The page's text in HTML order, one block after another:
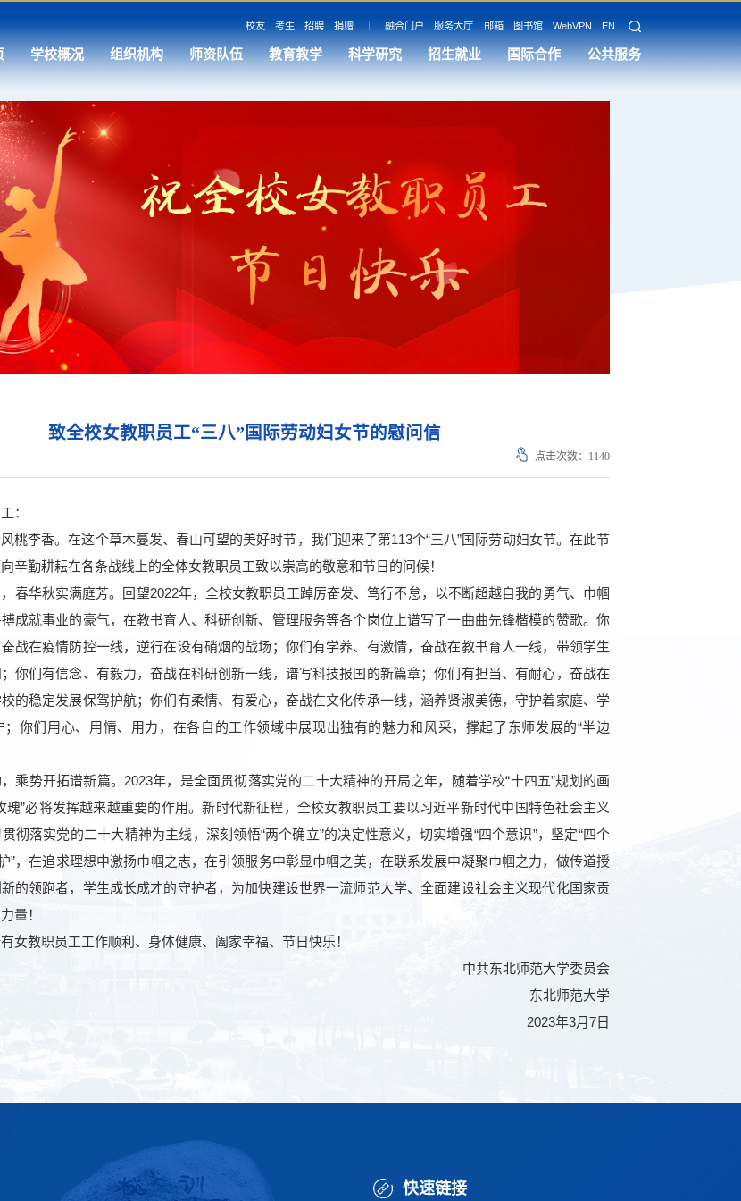
校友 考生 招聘 捐赠 融合门户 服务大厅 邮箱 图书馆 WebVPN EN
学校概况 组织机构 师资队伍 教育教学 科学研究 招生就业 国际合作 公共服务
致全校女教职员工“三八”国际劳动妇女节的慰问信
点击次数： 1140
：
李香。在这个草木蔓发、春山可望的美好时节，我们迎来了第113个“三八”国际劳动妇女节。在此节
辛勤耕耘在各条战线上的全体女教职员工致以崇高的敬意和节日的问候！
华秋实满庭芳。回望2022年，全校女教职员工踔厉奋发、笃行不怠，以不断超越自我的勇气、巾帼
成就事业的豪气，在教书育人、科研创新、管理服务等各个岗位上谱写了一曲曲先锋楷模的赞歌。你
战在疫情防控一线，逆行在没有硝烟的战场；你们有学养、有激情，奋战在教书育人一线，带领学生
你们有信念、有毅力，奋战在科研创新一线，谱写科技报国的新篇章；你们有担当、有耐心，奋战在
的稳定发展保驾护航；你们有柔情、有爱心，奋战在文化传承一线，涵养贤淑美德，守护着家庭、学
你们用心、用情、用力，在各自的工作领域中展现出独有的魅力和风采，撑起了东师发展的“半边
势开拓谱新篇。2023年，是全面贯彻落实党的二十大精神的开局之年，随着学校“十四五”规划的画
瑰”必将发挥越来越重要的作用。新时代新征程，全校女教职员工要以习近平新时代中国特色社会主义
彻落实党的二十大精神为主线，深刻领悟“两个确立”的决定性意义，切实增强“四个意识”，坚定“四个
”，在追求理想中激扬巾帼之志，在引领服务中彰显巾帼之美，在联系发展中凝聚巾帼之力，做传道授
的领跑者，学生成长成才的守护者，为加快建设世界一流师范大学、全面建设社会主义现代化国家贡
量！
教职员工工作顺利、身体健康、阖家幸福、节日快乐！
中共东北师范大学委员会
东北师范大学
2023年3月7日
快速链接